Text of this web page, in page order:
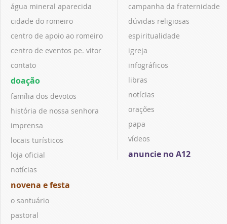
água mineral aparecida
cidade do romeiro
centro de apoio ao romeiro
centro de eventos pe. vitor
contato
doação
família dos devotos
história de nossa senhora
imprensa
locais turísticos
loja oficial
notícias
novena e festa
o santuário
pastoral
campanha da fraternidade
dúvidas religiosas
espiritualidade
igreja
infográficos
libras
notícias
orações
papa
vídeos
anuncie no A12